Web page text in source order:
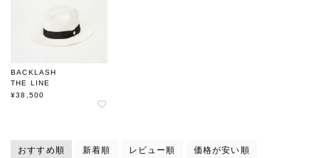
BACKLASH
THE LINE
トキヤ草 ハット
¥38,500
おすすめ順 新着順 レビュー順
価格が安い順